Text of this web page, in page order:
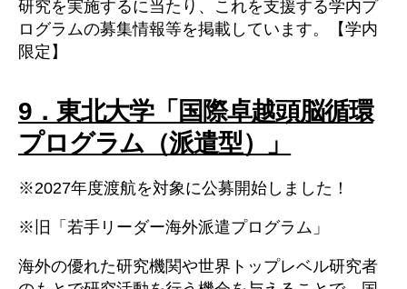
研究を実施するに当たり、これを支援する学内プ
ログラムの募集情報等を掲載しています。【学内
限定】
9．東北大学「国際卓越頭脳循環
プログラム（派遣型）」
※2027年度渡航を対象に公募開始しました！
※旧「若手リーダー海外派遣プログラム」
海外の優れた研究機関や世界トップレベル研究者